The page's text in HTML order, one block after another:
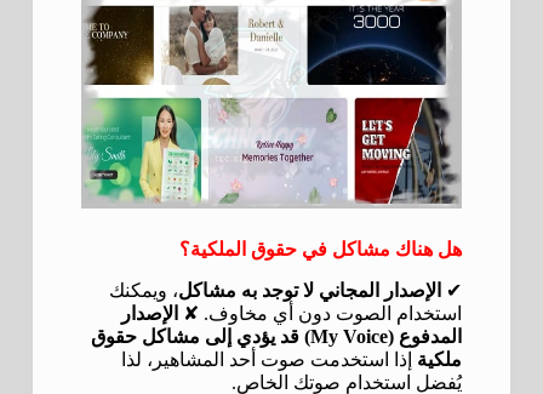
هل هناك مشاكل في حقوق الملكية؟
✔ الإصدار المجاني لا توجد به مشاكل، ويمكنك
استخدام الصوت دون أي مخاوف. ✘ الإصدار
المدفوع (My Voice) قد يؤدي إلى مشاكل حقوق
ملكية إذا استخدمت صوت أحد المشاهير، لذا
يُفضل استخدام صوتك الخاص.